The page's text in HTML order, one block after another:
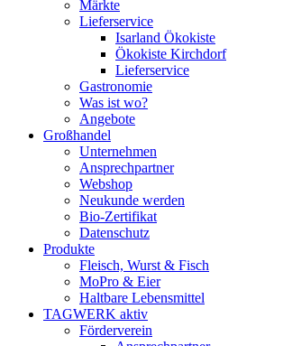
Märkte
Lieferservice
Isarland Ökokiste
Ökokiste Kirchdorf
Lieferservice
Gastronomie
Was ist wo?
Angebote
Großhandel
Unternehmen
Ansprechpartner
Webshop
Neukunde werden
Bio-Zertifikat
Datenschutz
Produkte
Fleisch, Wurst & Fisch
MoPro & Eier
Haltbare Lebensmittel
TAGWERK aktiv
Förderverein